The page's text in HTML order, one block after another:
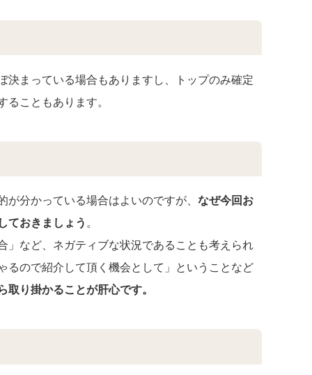
決まっている場合もありますし、トップのみ確定
こともあります。
分かっている場合はよいのですが、 なぜ今回お
ておきましょう 。
」など、ネガティブな状況であることも考えられ
るので紹介して頂く機会として」ということなど
り掛かることが肝心です。